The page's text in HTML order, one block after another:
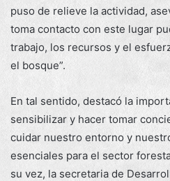
puso de relieve la actividad,
toma contacto con este lugar
trabajo, los recursos y el
el bosque”.
En tal sentido, destacó la
sensibilizar y hacer tomar
cuidar nuestro entorno y
esenciales para el sector
su vez, la secretaria de